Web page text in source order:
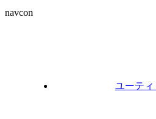
navcon
ユーティ